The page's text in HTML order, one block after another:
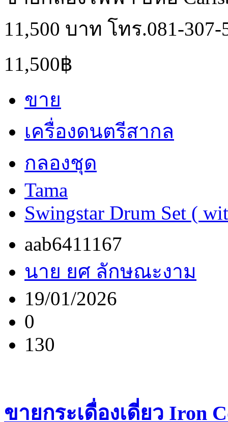
11,500 บาท โทร.081-307-
11,500฿
ขาย
เครื่องดนตรีสากล
กลองชุด
Tama
Swingstar Drum Set (
aab6411167
นาย ยศ ลักษณะงาม
19/01/2026
0
130
ขายกระเดื่องเดี่ยว Iron